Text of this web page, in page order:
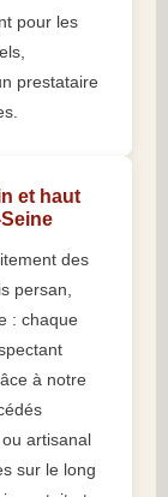
pour les
prestataire
et haut
des
persan,
: chaque
à notre
artisanal
sur le long